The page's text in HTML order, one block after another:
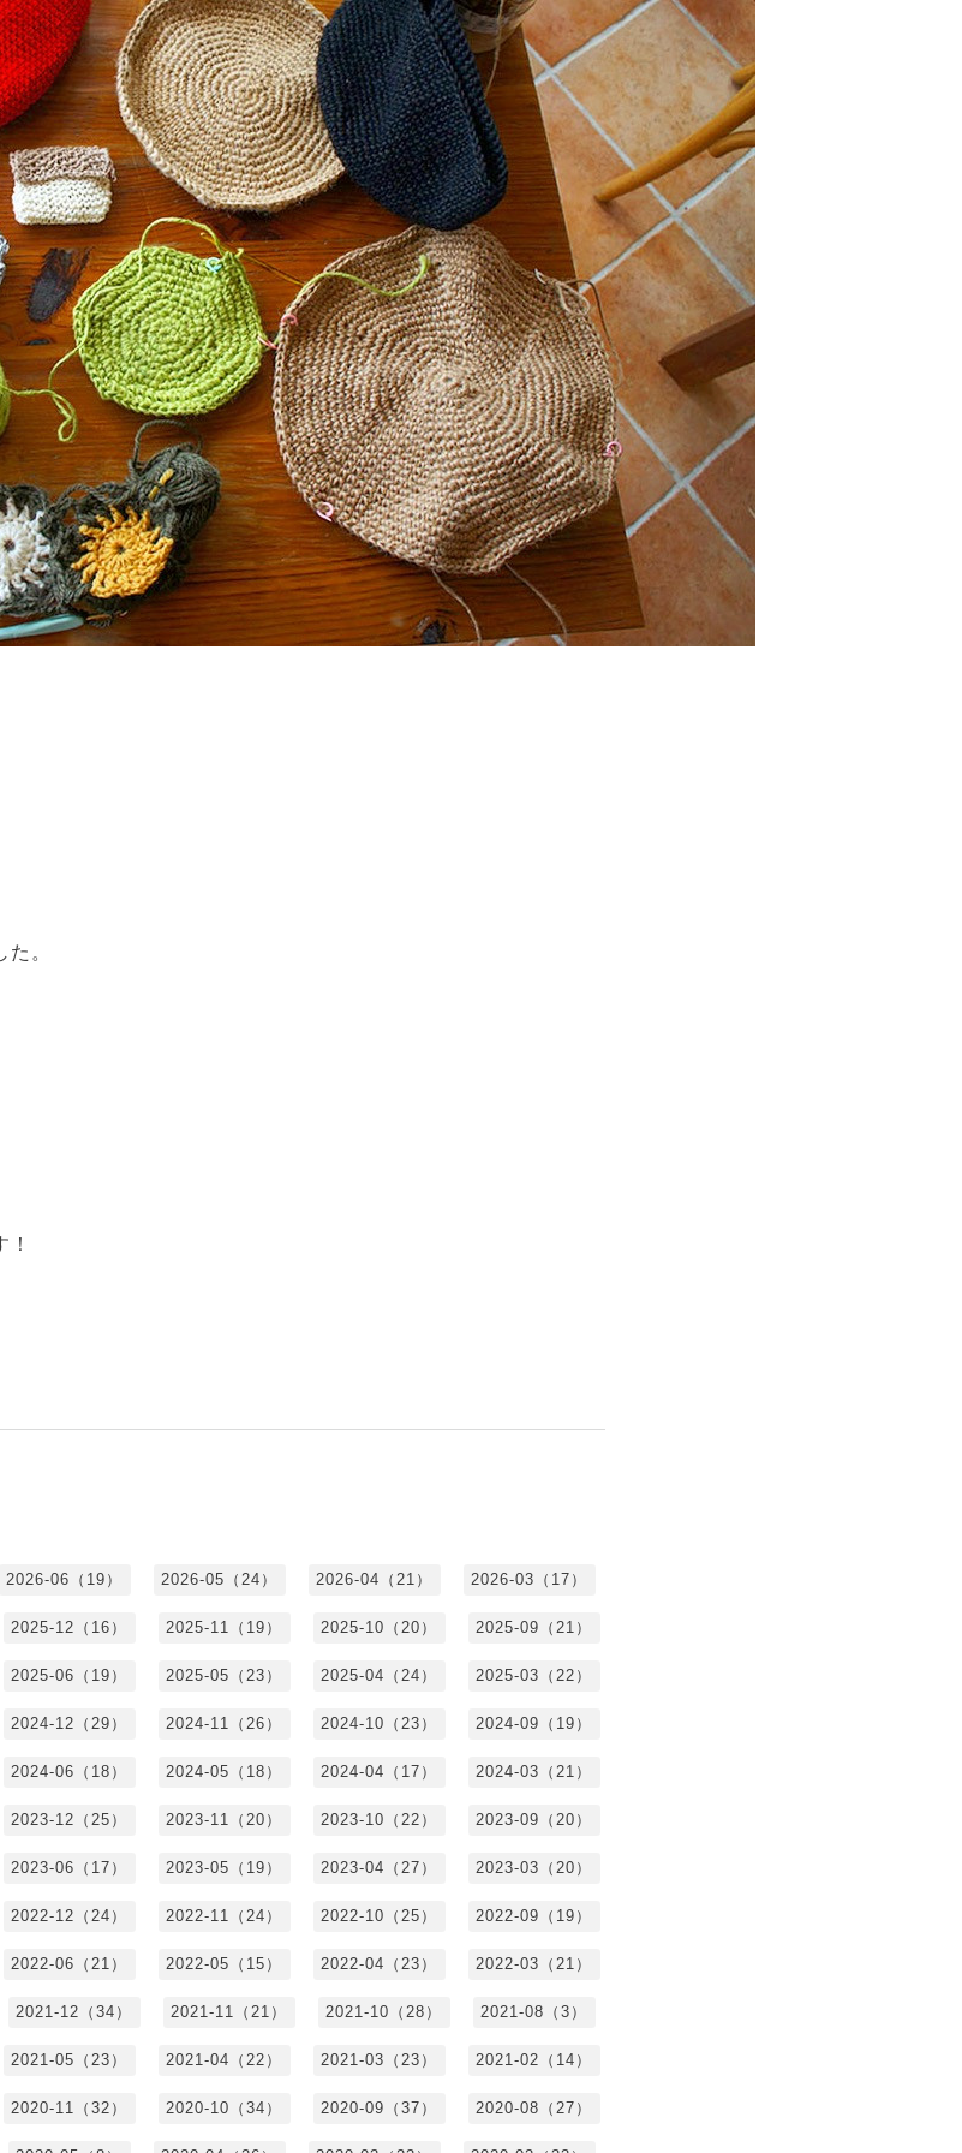
。
2026-06（19） 2026-05（24） 2026-04（21） 2026-03（17）
2025-12（16） 2025-11（19） 2025-10（20） 2025-09（21）
2025-06（19） 2025-05（23） 2025-04（24） 2025-03（22）
2024-12（29） 2024-11（26） 2024-10（23） 2024-09（19）
2024-06（18） 2024-05（18） 2024-04（17） 2024-03（21）
2023-12（25） 2023-11（20） 2023-10（22） 2023-09（20）
2023-06（17） 2023-05（19） 2023-04（27） 2023-03（20）
2022-12（24） 2022-11（24） 2022-10（25） 2022-09（19）
2022-06（21） 2022-05（15） 2022-04（23） 2022-03（21）
2021-12（34） 2021-11（21） 2021-10（28） 2021-08（3）
2021-05（23） 2021-04（22） 2021-03（23） 2021-02（14）
2020-11（32） 2020-10（34） 2020-09（37） 2020-08（27）